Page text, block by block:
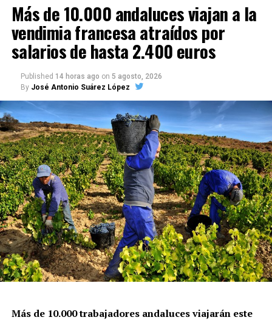
Más de 10.000 andaluces viajan a la
vendimia francesa atraídos por
salarios de hasta 2.400 euros
Published 14 horas ago on 5 agosto, 2026
By José Antonio Suárez López
Más de 10.000 trabajadores andaluces viajarán este